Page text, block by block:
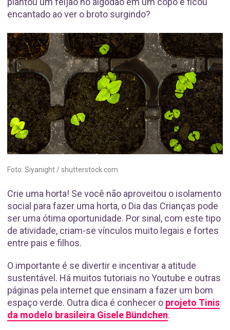
encantado ao ver o broto surgindo?
Foto: Siyanight / shutterstock.com
Crie uma horta! Se você não aproveitou o isolamento
social para fazer uma horta, o Dia das Crianças pode
ser uma ótima oportunidade. Por sinal, com este tipo
de atividade, criam-se vínculos muito legais e fortes
entre pais e filhos.
O importante é se divertir e incentivar a atitude
sustentável. Há muitos tutoriais no Youtube e outras
páginas pela internet que ensinam a fazer um bom
espaço verde. Outra dica é conhecer o projeto Tinis
da modelo brasileira Gisele Bündchen.